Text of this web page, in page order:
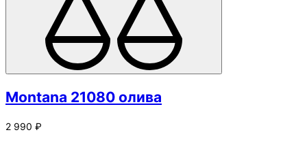
Montana 21080 олива
2 990 ₽